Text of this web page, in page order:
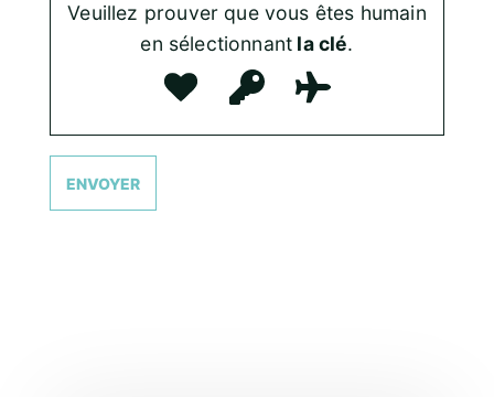
Veuillez prouver que vous êtes humain
en sélectionnant la clé.